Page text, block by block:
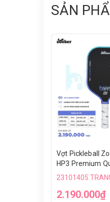
SẢN
Vợt Pickleball
HP3 Premium
2.190.000₫